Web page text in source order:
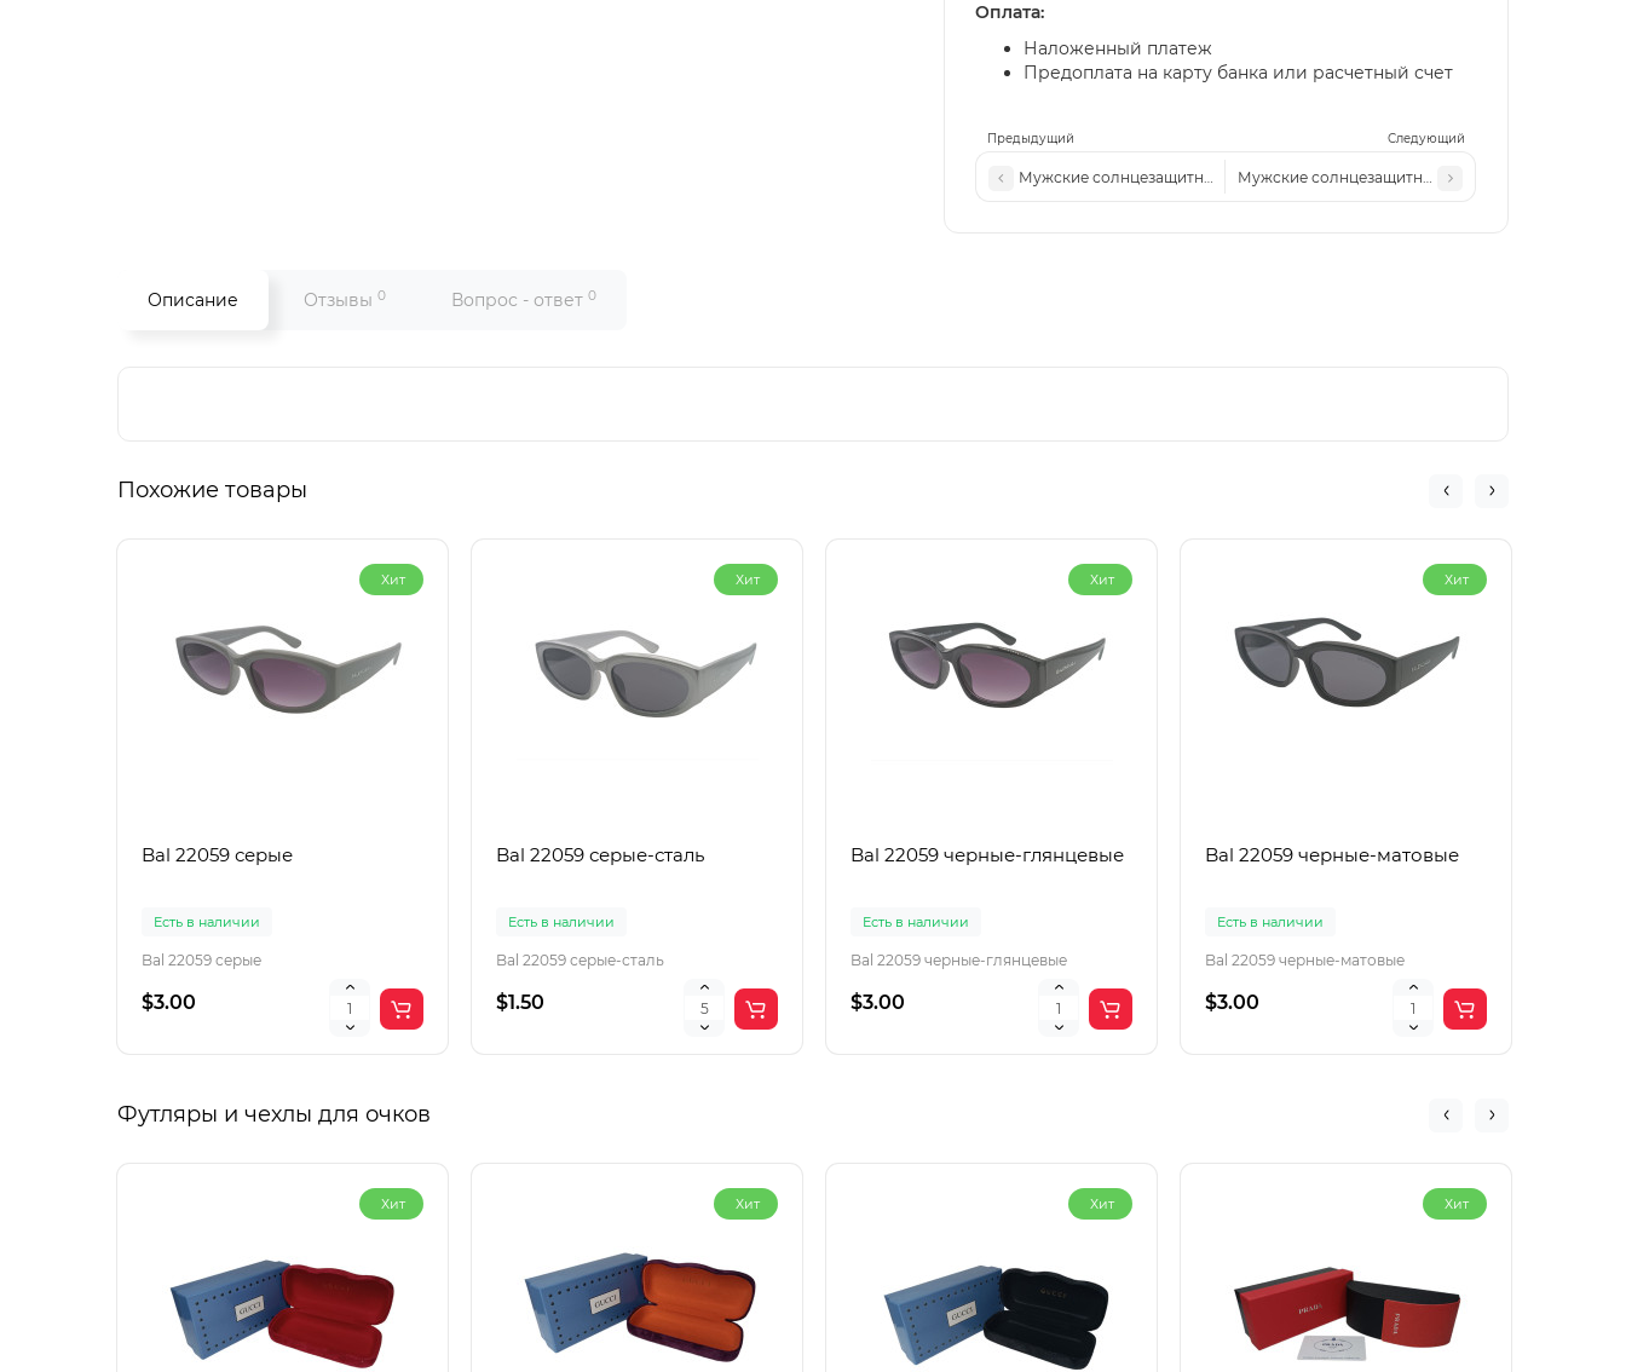
Предыдущий Следующий
Мужские солнцезащитные очки EA 1306 с3Мужские солнцезащитные очки EA 1306 с1
Оплата:
Наложенный платеж
Предоплата на карту банка или расчетный счет
Описание Отзывы 0 Вопрос - ответ 0
Похожие товары
Хит
Bal 22059 серые
Есть в наличии
Bal 22059 серые
$3.00
Хит
Bal 22059 серые-сталь
Есть в наличии
Bal 22059 серые-сталь
$1.50
Хит
Bal 22059 черные-глянцевые
Есть в наличии
Bal 22059 черные-глянцевые
$3.00
Хит
Bal 22059 черные-матовые
Есть в наличии
Bal 22059 черные-матовые
$3.00
Футляры и чехлы для очков
Хит Хит Хит Хит